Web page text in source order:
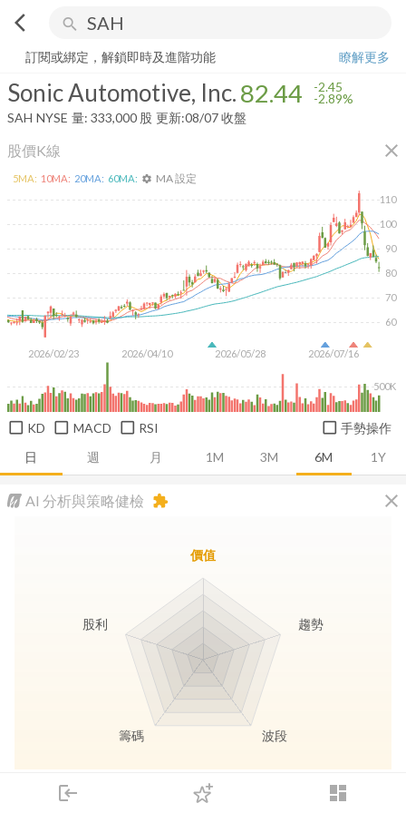
arrow_back_ios search
login dashboard
下單
Sonic Automotive, Inc.
訂閱或綁定，解鎖即時及進階功能
瞭解更多
Sonic Automotive, Inc.82.44 -2.45
-2.89%
SAH NYSE 量: 333,000 股 更新:08/07 收盤
股價K線 close
日 週 月 1M 3M 6M 1Y
2026/02/23 2026/04/10 2026/05/28 2026/07/16
60
70
80
90
100
110
500K
5MA: 10MA: 20MA: 60MA: settings MA 設定
KD MACD RSI 手勢操作
AI 分析與策略健檢 close
extension
長線價值 存股收息
價值
趨勢
波段
籌碼
股利